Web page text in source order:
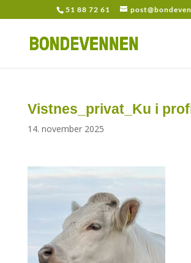
51 88 72 61
Vistnes_privat_Ku i
14. november 2025